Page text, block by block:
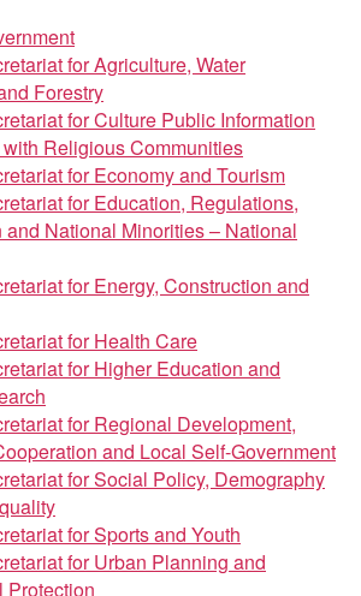
for Agriculture, Water
Forestry
for Culture Public Information
Religious Communities
for Economy and Tourism
for Education, Regulations,
National Minorities – National
for Energy, Construction and
for Health Care
for Higher Education and
for Regional Development,
and Local Self-Government
for Social Policy, Demography
for Sports and Youth
for Urban Planning and
Protection